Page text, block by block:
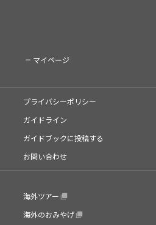
マイページ
プライバシーポリシー
ガイドライン
ガイドブックに投稿する
お問い合わせ
海外ツアー
海外のおみやげ